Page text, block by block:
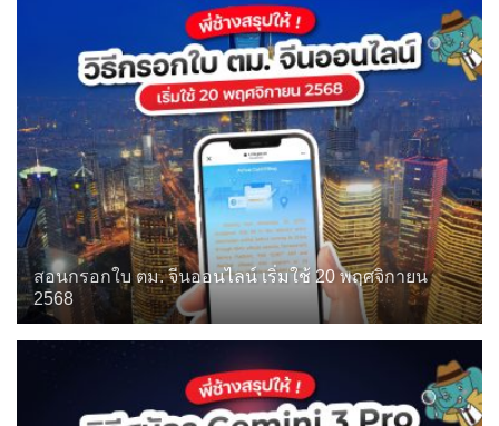
สอนกรอกใบ ตม. จีนออนไลน์ เริ่มใช้ 20 พฤศจิกายน
2568